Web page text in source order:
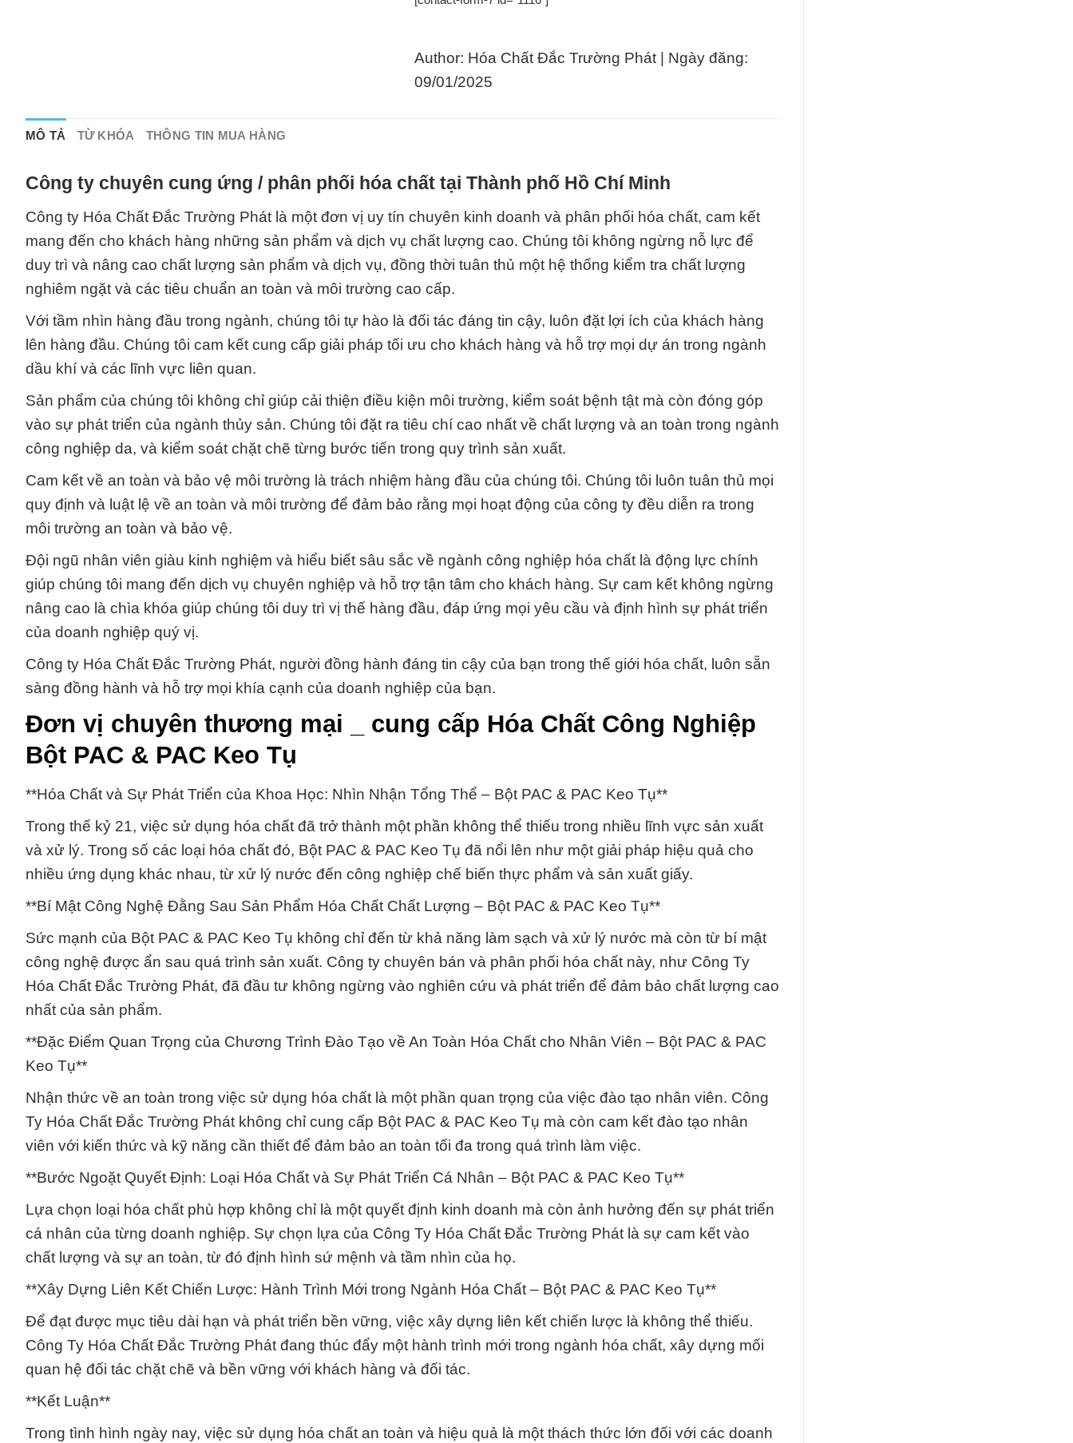
Author: Hóa Chất Đắc Trường Phát | Ngày đăng:
09/01/2025
MÔ TẢ TỪ KHÓA THÔNG TIN MUA HÀNG
Công ty chuyên cung ứng / phân phối hóa chất tại Thành phố Hồ Chí Minh
Công ty Hóa Chất Đắc Trường Phát là một đơn vị uy tín chuyên kinh doanh và phân phối hóa chất, cam kết
mang đến cho khách hàng những sản phẩm và dịch vụ chất lượng cao. Chúng tôi không ngừng nỗ lực để
duy trì và nâng cao chất lượng sản phẩm và dịch vụ, đồng thời tuân thủ một hệ thống kiểm tra chất lượng
nghiêm ngặt và các tiêu chuẩn an toàn và môi trường cao cấp.
Với tầm nhìn hàng đầu trong ngành, chúng tôi tự hào là đối tác đáng tin cậy, luôn đặt lợi ích của khách hàng
lên hàng đầu. Chúng tôi cam kết cung cấp giải pháp tối ưu cho khách hàng và hỗ trợ mọi dự án trong ngành
dầu khí và các lĩnh vực liên quan.
Sản phẩm của chúng tôi không chỉ giúp cải thiện điều kiện môi trường, kiểm soát bệnh tật mà còn đóng góp
vào sự phát triển của ngành thủy sản. Chúng tôi đặt ra tiêu chí cao nhất về chất lượng và an toàn trong ngành
công nghiệp da, và kiểm soát chặt chẽ từng bước tiến trong quy trình sản xuất.
Cam kết về an toàn và bảo vệ môi trường là trách nhiệm hàng đầu của chúng tôi. Chúng tôi luôn tuân thủ mọi
quy định và luật lệ về an toàn và môi trường để đảm bảo rằng mọi hoạt động của công ty đều diễn ra trong
môi trường an toàn và bảo vệ.
Đội ngũ nhân viên giàu kinh nghiệm và hiểu biết sâu sắc về ngành công nghiệp hóa chất là động lực chính
giúp chúng tôi mang đến dịch vụ chuyên nghiệp và hỗ trợ tận tâm cho khách hàng. Sự cam kết không ngừng
nâng cao là chìa khóa giúp chúng tôi duy trì vị thế hàng đầu, đáp ứng mọi yêu cầu và định hình sự phát triển
của doanh nghiệp quý vị.
Công ty Hóa Chất Đắc Trường Phát, người đồng hành đáng tin cậy của bạn trong thế giới hóa chất, luôn sẵn
sàng đồng hành và hỗ trợ mọi khía cạnh của doanh nghiệp của bạn.
Đơn vị chuyên thương mại _ cung cấp Hóa Chất Công Nghiệp
Bột PAC & PAC Keo Tụ
**Hóa Chất và Sự Phát Triển của Khoa Học: Nhìn Nhận Tổng Thể – Bột PAC & PAC Keo Tụ**
Trong thế kỷ 21, việc sử dụng hóa chất đã trở thành một phần không thể thiếu trong nhiều lĩnh vực sản xuất
và xử lý. Trong số các loại hóa chất đó, Bột PAC & PAC Keo Tụ đã nổi lên như một giải pháp hiệu quả cho
nhiều ứng dụng khác nhau, từ xử lý nước đến công nghiệp chế biến thực phẩm và sản xuất giấy.
**Bí Mật Công Nghệ Đằng Sau Sản Phẩm Hóa Chất Chất Lượng – Bột PAC & PAC Keo Tụ**
Sức mạnh của Bột PAC & PAC Keo Tụ không chỉ đến từ khả năng làm sạch và xử lý nước mà còn từ bí mật
công nghệ được ẩn sau quá trình sản xuất. Công ty chuyên bán và phân phối hóa chất này, như Công Ty
Hóa Chất Đắc Trường Phát, đã đầu tư không ngừng vào nghiên cứu và phát triển để đảm bảo chất lượng cao
nhất của sản phẩm.
**Đặc Điểm Quan Trọng của Chương Trình Đào Tạo về An Toàn Hóa Chất cho Nhân Viên – Bột PAC & PAC
Keo Tụ**
Nhận thức về an toàn trong việc sử dụng hóa chất là một phần quan trọng của việc đào tạo nhân viên. Công
Ty Hóa Chất Đắc Trường Phát không chỉ cung cấp Bột PAC & PAC Keo Tụ mà còn cam kết đào tạo nhân
viên với kiến thức và kỹ năng cần thiết để đảm bảo an toàn tối đa trong quá trình làm việc.
**Bước Ngoặt Quyết Định: Loại Hóa Chất và Sự Phát Triển Cá Nhân – Bột PAC & PAC Keo Tụ**
Lựa chọn loại hóa chất phù hợp không chỉ là một quyết định kinh doanh mà còn ảnh hưởng đến sự phát triển
cá nhân của từng doanh nghiệp. Sự chọn lựa của Công Ty Hóa Chất Đắc Trường Phát là sự cam kết vào
chất lượng và sự an toàn, từ đó định hình sứ mệnh và tầm nhìn của họ.
**Xây Dựng Liên Kết Chiến Lược: Hành Trình Mới trong Ngành Hóa Chất – Bột PAC & PAC Keo Tụ**
Để đạt được mục tiêu dài hạn và phát triển bền vững, việc xây dựng liên kết chiến lược là không thể thiếu.
Công Ty Hóa Chất Đắc Trường Phát đang thúc đẩy một hành trình mới trong ngành hóa chất, xây dựng mối
quan hệ đối tác chặt chẽ và bền vững với khách hàng và đối tác.
**Kết Luận**
Trong tình hình ngày nay, việc sử dụng hóa chất an toàn và hiệu quả là một thách thức lớn đối với các doanh